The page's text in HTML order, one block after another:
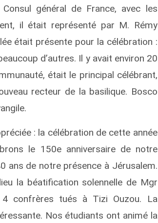
général de France, avec les
il était représenté par M. Rémy
était présente pour la célébration :
d’autres. Il y avait environ 20
était le principal célébrant,
recteur de la basilique. Bosco
: la célébration de cette année
le 150e anniversaire de notre
ans de notre présence à Jérusalem.
la béatification solennelle de Mgr
confrères tués à Tizi Ouzou. La
Nos étudiants ont animé la